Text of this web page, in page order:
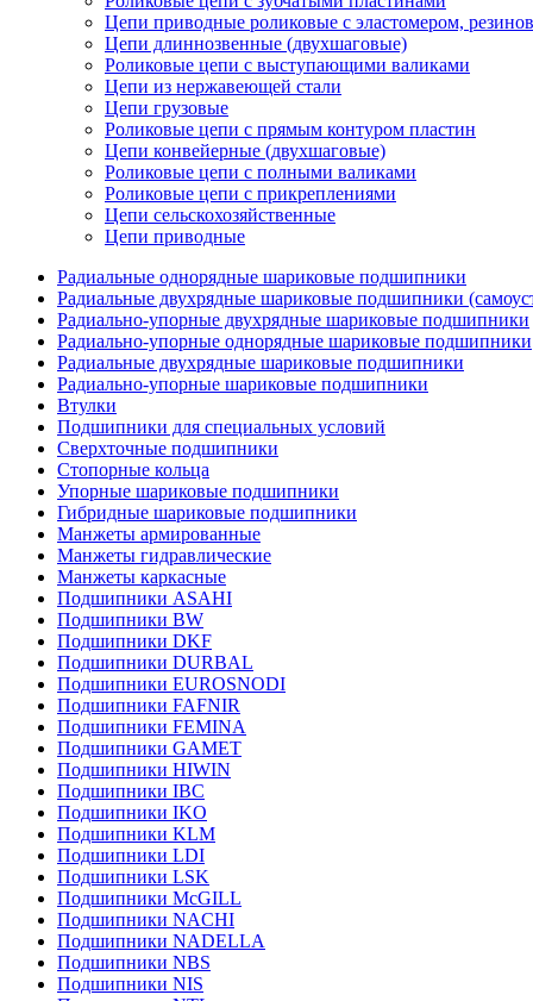
Цепи приводные роликовые с эластомером,
Цепи длиннозвенные (двухшаговые)
Роликовые цепи с выступающими валиками
Цепи из нержавеющей стали
Цепи грузовые
Роликовые цепи с прямым контуром пластин
Цепи конвейерные (двухшаговые)
Роликовые цепи с полными валиками
Роликовые цепи с прикреплениями
Цепи сельскохозяйственные
Цепи приводные
Радиальные однорядные шариковые подшипники
Радиальные двухрядные шариковые подшипники
Радиально-упорные двухрядные шариковые подшипники
Радиально-упорные однорядные шариковые подшипники
Радиальные двухрядные шариковые подшипники
Радиально-упорные шариковые подшипники
Втулки
Подшипники для специальных условий
Сверхточные подшипники
Стопорные кольца
Упорные шариковые подшипники
Гибридные шариковые подшипники
Манжеты армированные
Манжеты гидравлические
Манжеты каркасные
Подшипники ASAHI
Подшипники BW
Подшипники DKF
Подшипники DURBAL
Подшипники EUROSNODI
Подшипники FAFNIR
Подшипники FEMINA
Подшипники GAMET
Подшипники HIWIN
Подшипники IBC
Подшипники IKO
Подшипники KLM
Подшипники LDI
Подшипники LSK
Подшипники McGILL
Подшипники NACHI
Подшипники NADELLA
Подшипники NBS
Подшипники NIS